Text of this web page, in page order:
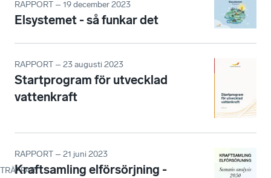
TRÄFFAR:
RAPPORT – 19 december 2023
Elsystemet - så funkar det
RAPPORT – 23 augusti 2023
Startprogram för utvecklad
vattenkraft
RAPPORT – 21 juni 2023
Kraftsamling elförsörjning -